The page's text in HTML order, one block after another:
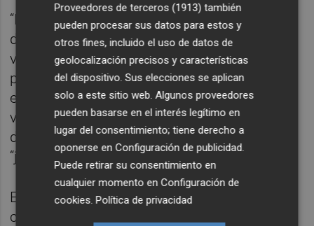
“Los valencianos estamos pagando una
doble tasa turística: la que pagamos cuando
vamos a ciudades europeas y la que
pagamos a todos los turistas que vienen a
esta ciudad o a todas las ciudades
valencianas turísticas”, argumentó, y
defendió que la propuesta de su grupo es
“justa y razonable”.
El síndic de Compromís criticó la “patética”
campaña que lanzó el PPCV de ‘Stop tasa
Proveedores de terceros (1913) también
pueden procesar sus datos para estos y
otros fines, incluido el uso de datos de
geolocalización precisos y características
del dispositivo. Sus elecciones se aplican
solo a este sitio web. Algunos proveedores
pueden basarse en el interés legítimo en
lugar del consentimiento; tiene derecho a
oponerse enConfiguración de publicidad
Puede retirar su consentimiento en
cualquier momento enConfiguración de
cookies .Política de privacidad